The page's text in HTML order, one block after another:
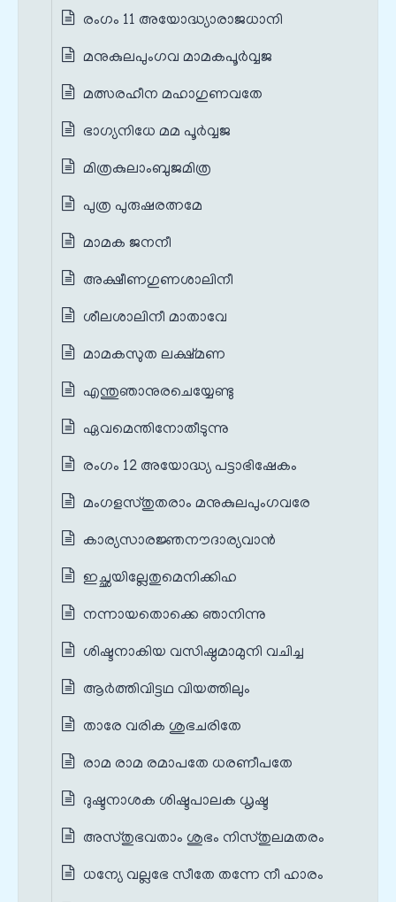
രംഗം 11 അയോദ്ധ്യാരാജധാനി
മനുകുലപുംഗവ മാമകപൂർവ്വജ
മത്സരഹീന മഹാഗുണവതേ
ഭാഗ്യനിധേ മമ പൂർവ്വജ
മിത്രകുലാംബുജമിത്ര
പുത്ര പുരുഷരത്നമേ
മാമക ജനനീ
അക്ഷീണഗുണശാലിനീ
ശീലശാലിനീ മാതാവേ
മാമകസുത ലക്ഷ്മണ
എന്തുഞാനുരചെയ്യേണ്ടു
ഏവമെന്തിനോതീടുന്നു
രംഗം 12 അയോദ്ധ്യ പട്ടാഭിഷേകം
മംഗളസ്തുതരാം മനുകുലപുംഗവരേ
കാര്യസാരജ്ഞനൗദാര്യവാൻ
ഇച്ഛയില്ലേതുമെനിക്കിഹ
നന്നായതൊക്കെ ഞാനിന്നു
ശിഷ്ടനാകിയ വസിഷ്ഠമാമുനി വചിച്ച
ആർത്തിവിട്ടഥ വിയത്തിലും
താരേ വരിക ശുഭചരിതേ
രാമ രാമ രമാപതേ ധരണീപതേ
ദുഷ്ടനാശക ശിഷ്ടപാലക ധൃഷ്ട
അസ്തുഭവതാം ശുഭം നിസ്തുലമതരം
ധന്യേ വല്ലഭേ സീതേ തന്നേ നീ ഹാരം